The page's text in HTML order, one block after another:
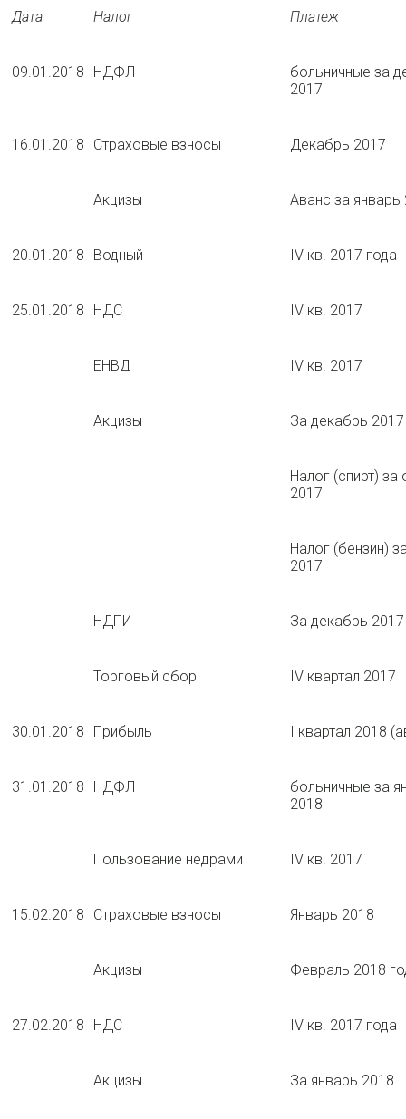
Дата Налог Платеж
09.01.2018 НДФЛ
больничные за
2017
16.01.2018 Страховые взносы Декабрь 2017
Акцизы Аванс за январь
20.01.2018 Водный IV кв. 2017 года
25.01.2018 НДС IV кв. 2017
ЕНВД IV кв. 2017
Акцизы За декабрь 2017
Налог (спирт) за
2017
Налог (бензин)
2017
НДПИ За декабрь 2017
Торговый сбор IV квартал 2017
30.01.2018 Прибыль I квартал 2018
31.01.2018 НДФЛ
больничные за
2018
Пользование недрами IV кв. 2017
15.02.2018 Страховые взносы Январь 2018
Акцизы Февраль 2018
27.02.2018 НДС IV кв. 2017 года
Акцизы За январь 2018